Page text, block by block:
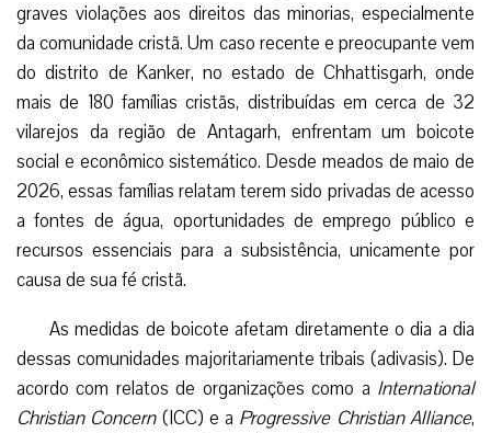
graves violações aos direitos das minorias, especialmente
da comunidade cristã. Um caso recente e preocupante vem
do distrito de Kanker, no estado de Chhattisgarh, onde
mais de 180 famílias cristãs, distribuídas em cerca de 32
vilarejos da região de Antagarh, enfrentam um boicote
social e econômico sistemático. Desde meados de maio de
2026, essas famílias relatam terem sido privadas de acesso
a fontes de água, oportunidades de emprego público e
recursos essenciais para a subsistência, unicamente por
causa de sua fé cristã.
As medidas de boicote afetam diretamente o dia a dia
dessas comunidades majoritariamente tribais (adivasis). De
acordo com relatos de organizações como a International
Christian Concern(ICC) e a Progressive Christian Alliance,